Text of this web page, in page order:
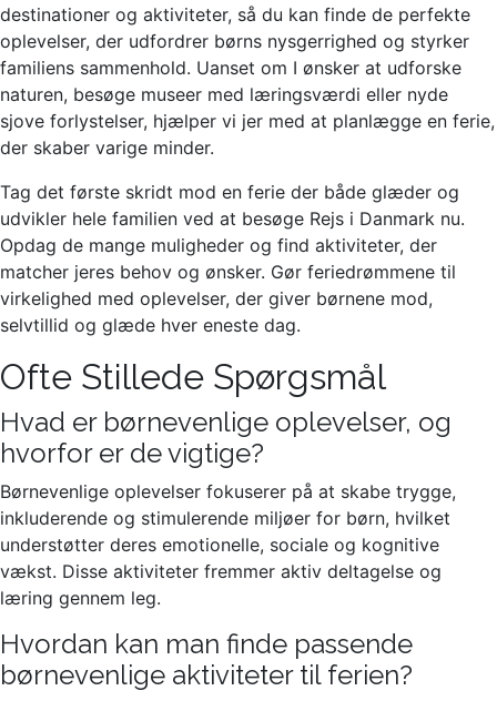
destinationer og aktiviteter, så du kan finde de perfekte
oplevelser, der udfordrer børns nysgerrighed og styrker
familiens sammenhold. Uanset om I ønsker at udforske
naturen, besøge museer med læringsværdi eller nyde
sjove forlystelser, hjælper vi jer med at planlægge en ferie,
der skaber varige minder.
Tag det første skridt mod en ferie der både glæder og
udvikler hele familien ved at besøge Rejs i Danmark nu.
Opdag de mange muligheder og find aktiviteter, der
matcher jeres behov og ønsker. Gør feriedrømmene til
virkelighed med oplevelser, der giver børnene mod,
selvtillid og glæde hver eneste dag.
Ofte Stillede Spørgsmål
Hvad er børnevenlige oplevelser, og
hvorfor er de vigtige?
Børnevenlige oplevelser fokuserer på at skabe trygge,
inkluderende og stimulerende miljøer for børn, hvilket
understøtter deres emotionelle, sociale og kognitive
vækst. Disse aktiviteter fremmer aktiv deltagelse og
læring gennem leg.
Hvordan kan man finde passende
børnevenlige aktiviteter til ferien?